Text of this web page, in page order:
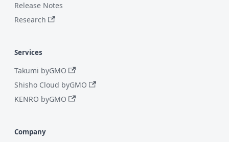
Release Notes
Research
Services
Takumi byGMO
Shisho Cloud byGMO
KENRO byGMO
Company